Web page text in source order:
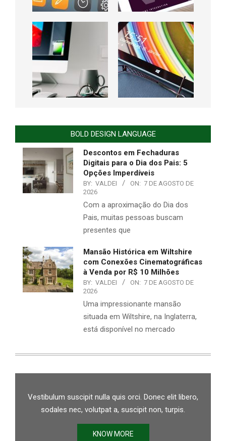
BOLD DESIGN LANGUAGE
Descontos em Fechaduras
Digitais para o Dia dos Pais: 5
Opções Imperdíveis
BY: VALDEI ON: 7 DE AGOSTO DE
2026
Com a aproximação do Dia dos
Pais, muitas pessoas buscam
presentes que
Mansão Histórica em Wiltshire
com Conexões Cinematográficas
à Venda por R$ 10 Milhões
BY: VALDEI ON: 7 DE AGOSTO DE
2026
Uma impressionante mansão
situada em Wiltshire, na Inglaterra,
está disponível no mercado
Vestibulum suscipit nulla quis orci. Donec elit libero,
sodales nec, volutpat a, suscipit non, turpis.
KNOW MORE